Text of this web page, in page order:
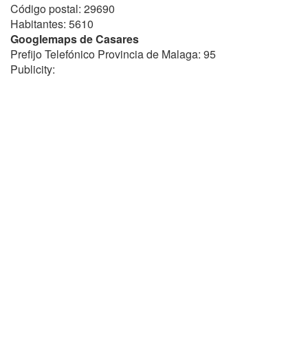
Código postal: 29690
Habitantes: 5610
Googlemaps de Casares
Prefijo Telefónico Provincia de Malaga: 95
Publicity: